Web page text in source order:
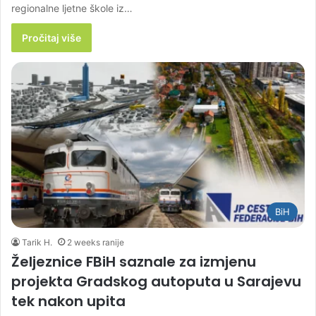
regionalne ljetne škole iz…
Pročitaj više
BiH
Tarik H. 2 weeks ranije
Željeznice FBiH saznale za izmjenu
projekta Gradskog autoputa u Sarajevu
tek nakon upita